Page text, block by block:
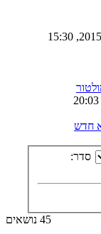
חדש
סדר:
45 נושאים